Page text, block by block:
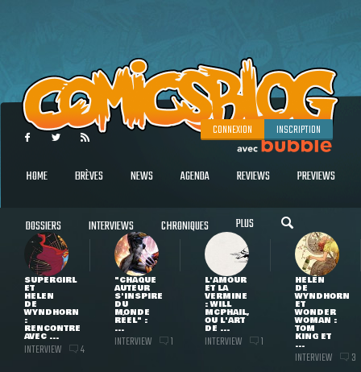
CONNEXION INSCRIPTION
HOME BRÈVES NEWS AGENDA REVIEWS PREVIEWS
DOSSIERS INTERVIEWS CHRONIQUES PLUS
SUPERGIRL
ET
HELEN
DE
WYNDHORN
:
RENCONTRE
AVEC ...
INTERVIEW 4
"CHAQUE
AUTEUR
S'INSPIRE
DU
MONDE
RÉEL" :
...
INTERVIEW 1
L'AMOUR
ET LA
VERMINE
: WILL
MCPHAIL,
OU L'ART
DE ...
INTERVIEW 1
HELEN
DE
WYNDHORN
ET
WONDER
WOMAN :
TOM
KING ET
...
INTERVIEW 3